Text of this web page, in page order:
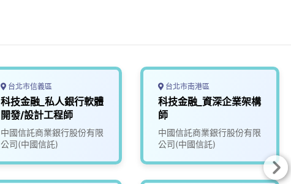
台北市信義區
科技金融_私人銀行軟體
開發/設計工程師
中國信託商業銀行股份有限
公司(中國信託)
台北市南港區
科技金融_資深企業架構
師
中國信託商業銀行股份有限
公司(中國信託)